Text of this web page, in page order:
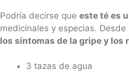
Podría decirse que este té es
medicinales y especias.
los síntomas de la gripe y los
3 tazas de agua